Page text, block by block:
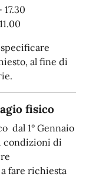
al fine di
fisico
dal 1° Gennaio
condizioni di
fare richiesta